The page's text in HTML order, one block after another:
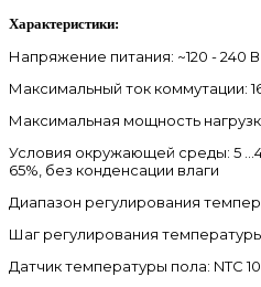
Характеристики:
Напряжение питания: ~120 - 240 В
Максимальный ток коммутации:
Максимальная мощность
Условия окружающей среды: 5
65%, без конденсации влаги
Диапазон регулирования
Шаг регулирования
Датчик температуры пола: NTC